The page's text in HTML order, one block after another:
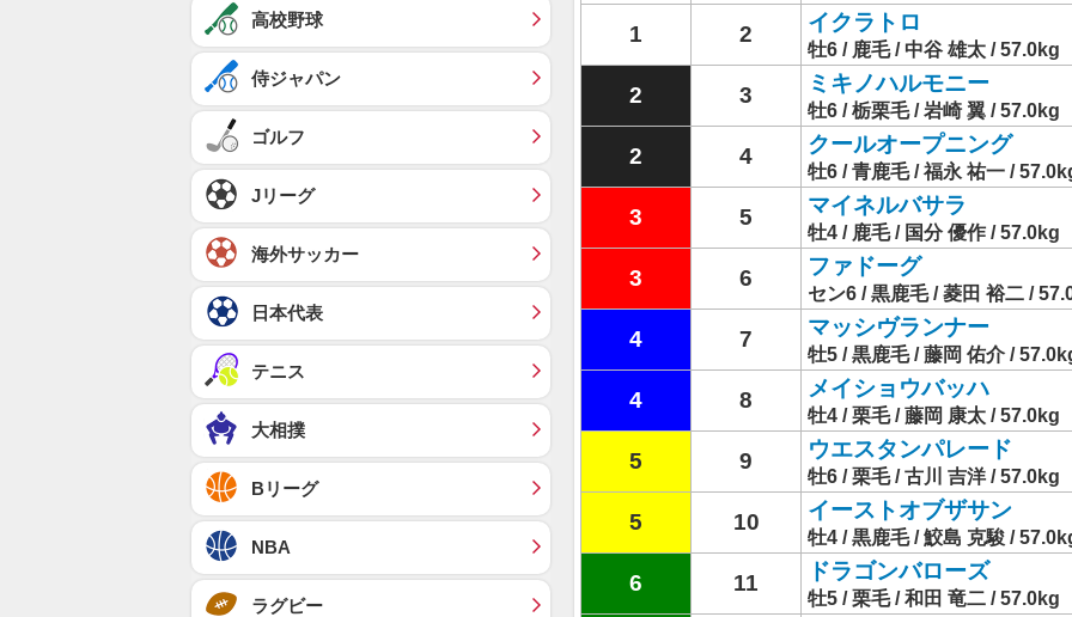
1 2 イクラトロ
牡6 / 鹿毛 / 中谷 雄太 / 57.0kg
2 3 ミキノハルモニー
牡6 / 栃栗毛 / 岩崎 翼 / 57.0kg
2 4 クールオープニング
牡6 / 青鹿毛 / 福永 祐一 /
3 5 マイネルバサラ
牡4 / 鹿毛 / 国分 優作 / 57.0kg
3 6 ファドーグ
セン6 / 黒鹿毛 / 菱田 裕二 /
4 7 マッシヴランナー
牡5 / 黒鹿毛 / 藤岡 佑介 /
4 8 メイショウバッハ
牡4 / 栗毛 / 藤岡 康太 / 57.0kg
5 9 ウエスタンパレード
牡6 / 栗毛 / 古川 吉洋 / 57.0kg
5 10 イーストオブザサン
牡4 / 黒鹿毛 / 鮫島 克駿 /
6 11 ドラゴンバローズ
牡5 / 栗毛 / 和田 竜二 / 57.0kg
高校野球
侍ジャパン
ゴルフ
Jリーグ
海外サッカー
日本代表
テニス
大相撲
Bリーグ
NBA
ラグビー